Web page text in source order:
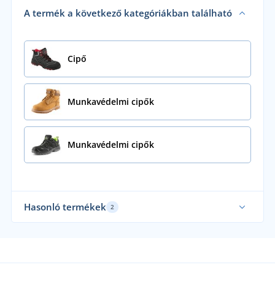
A termék a következő kategóriákban található
Cipő
Munkavédelmi cipők
Munkavédelmi cipők
Hasonló termékek 2